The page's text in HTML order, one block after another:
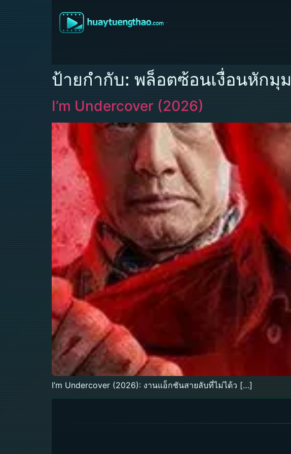
ป้ายกำกับ: พล็อตซ้อนเงื่อนหักมุม
I’m Undercover (2026)
I’m Undercover (2026): งานแอ็กชันสายลับที่ไม่ได้ว […]